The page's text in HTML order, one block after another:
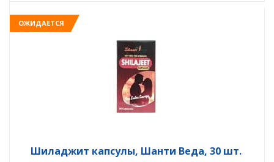
ОЖИДАЕТСЯ
Шиладжит капсулы, Шанти Веда, 30 шт.